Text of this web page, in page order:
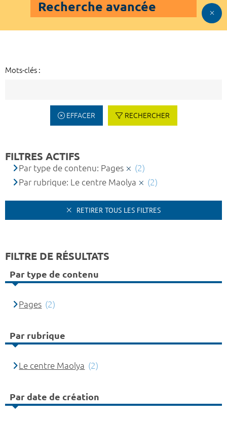
Recherche avancée
Mots-clés :
EFFACER RECHERCHER
FILTRES ACTIFS
Par type de contenu: Pages
(2)
Par rubrique: Le centre Maolya
(2)
RETIRER TOUS LES FILTRES
FILTRE DE RÉSULTATS
Par type de contenu
Pages (2)
Par rubrique
Le centre Maolya (2)
Par date de création